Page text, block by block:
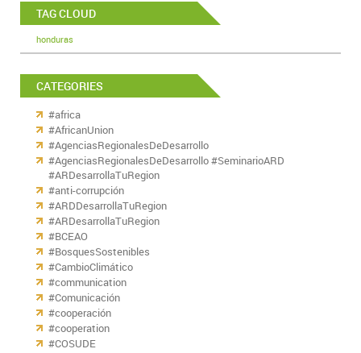
TAG CLOUD
honduras
CATEGORIES
#africa
#AfricanUnion
#AgenciasRegionalesDeDesarrollo
#AgenciasRegionalesDeDesarrollo #SeminarioARD
#ARDesarrollaTuRegion
#anti-corrupción
#ARDDesarrollaTuRegion
#ARDesarrollaTuRegion
#BCEAO
#BosquesSostenibles
#CambioClimático
#communication
#Comunicación
#cooperación
#cooperation
#COSUDE